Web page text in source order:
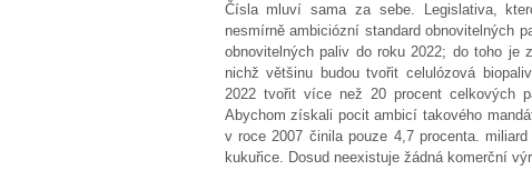
Čísla mluví sama za sebe. Legislativa,
nesmírně ambiciózní standard obnovitelných
obnovitelných paliv do roku 2022; do toho je
nichž většinu budou tvořit celulózová
2022 tvořit více než 20 procent celkových
Abychom získali pocit ambicí takového
v roce 2007 činila pouze 4,7 procenta.
kukuřice. Dosud neexistuje žádná komerční